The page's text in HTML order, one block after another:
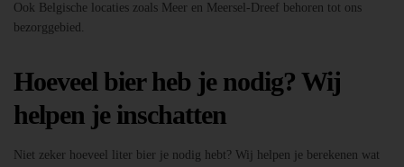
Ook Belgische locaties zoals Meer en Meersel-Dreef behoren tot ons
bezorggebied.
Hoeveel bier heb je nodig? Wij
helpen je inschatten
Niet zeker hoeveel liter bier je nodig hebt? Wij helpen je berekenen wat